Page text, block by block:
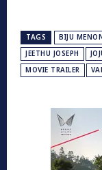
TAGS BIJU
JEETHU JOSEPH
MOVIE TRAILER